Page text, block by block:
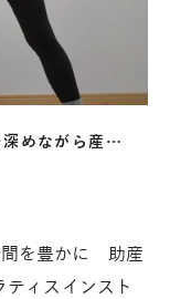
深めながら産…
間を豊かに 助産
ティスインスト